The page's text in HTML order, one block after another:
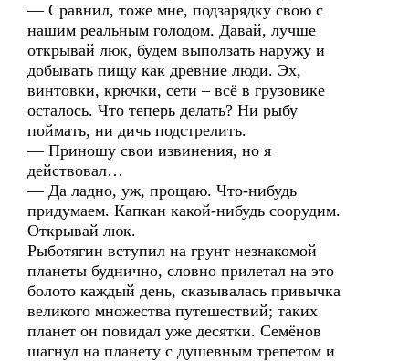
— Сравнил, тоже мне, подзарядку свою с
нашим реальным голодом. Давай, лучше
открывай люк, будем выползать наружу и
добывать пищу как древние люди. Эх,
винтовки, крючки, сети – всё в грузовике
осталось. Что теперь делать? Ни рыбу
поймать, ни дичь подстрелить.
— Приношу свои извинения, но я
действовал…
— Да ладно, уж, прощаю. Что-нибудь
придумаем. Капкан какой-нибудь соорудим.
Открывай люк.
Рыботягин вступил на грунт незнакомой
планеты буднично, словно прилетал на это
болото каждый день, сказывалась привычка
великого множества путешествий; таких
планет он повидал уже десятки. Семёнов
шагнул на планету с душевным трепетом и